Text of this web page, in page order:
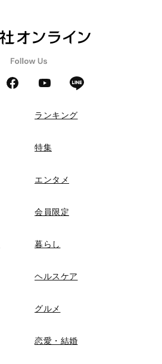
ランキング
特集
エンタメ
会員限定
暮らし
ヘルスケア
グルメ
恋愛・結婚